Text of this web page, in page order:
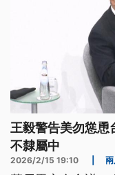
王毅警告美勿慫恿
不隸屬中
2026/2/15 19:10